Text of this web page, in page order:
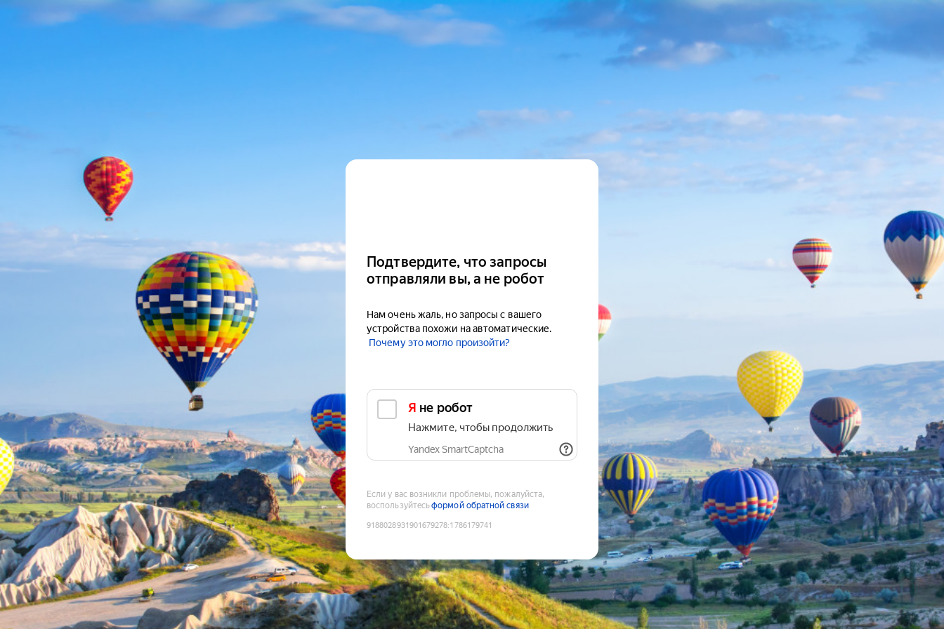
Подтвердите, что запросы
отправляли вы, а не робот
Нам очень жаль, но запросы с вашего
устройства похожи на автоматические.
Почему это могло произойти?
Я не робот
Нажмите, чтобы продолжить
Yandex SmartCaptcha
Если у вас возникли проблемы, пожалуйста,
воспользуйтесьформой обратной связи
9188028931901679278:1786179741